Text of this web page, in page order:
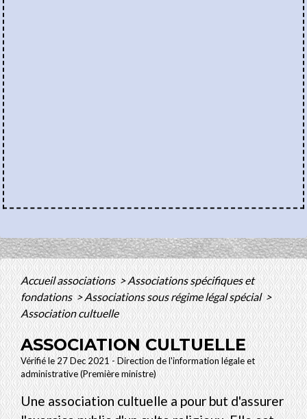
Accueil associations>Associations spécifiques et
fondations>Associations sous régime légal spécial>
Association cultuelle
ASSOCIATION CULTUELLE
Vérifié le 27 Dec 2021 - Direction de l'information légale et
administrative (Première ministre)
Une association cultuelle a pour but d'assurer